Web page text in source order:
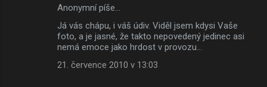
Anonymní píše…
Já vás chápu, i váš údiv. Viděl jsem kdysi Vaše
foto, a je jasné, že takto nepovedený jedinec asi
nemá emoce jako hrdost v provozu...
21. července 2010 v 13:03